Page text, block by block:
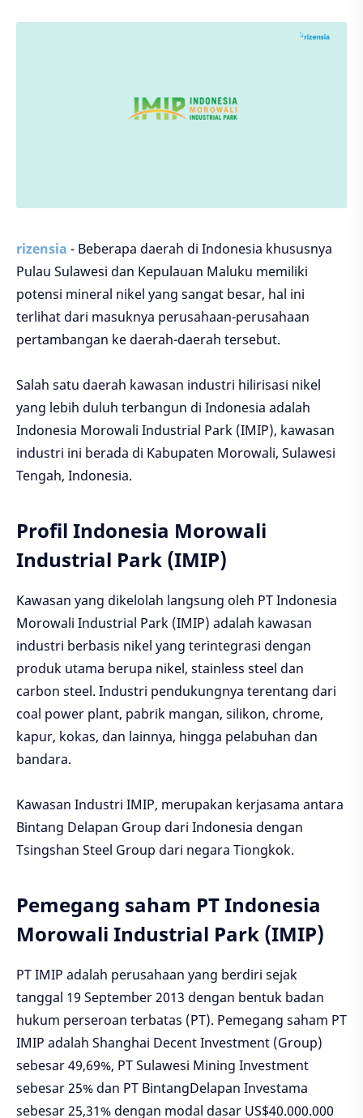
rizensia - Beberapa daerah di Indonesia khususnya
Pulau Sulawesi dan Kepulauan Maluku memiliki
potensi mineral nikel yang sangat besar, hal ini
terlihat dari masuknya perusahaan-perusahaan
pertambangan ke daerah-daerah tersebut.
Salah satu daerah kawasan industri hilirisasi nikel
yang lebih duluh terbangun di Indonesia adalah
Indonesia Morowali Industrial Park (IMIP), kawasan
industri ini berada di Kabupaten Morowali, Sulawesi
Tengah, Indonesia.
Profil Indonesia Morowali
Industrial Park (IMIP)
Kawasan yang dikelolah langsung oleh PT Indonesia
Morowali Industrial Park (IMIP) adalah kawasan
industri berbasis nikel yang terintegrasi dengan
produk utama berupa nikel, stainless steel dan
carbon steel. Industri pendukungnya terentang dari
coal power plant, pabrik mangan, silikon, chrome,
kapur, kokas, dan lainnya, hingga pelabuhan dan
bandara.
Kawasan Industri IMIP, merupakan kerjasama antara
Bintang Delapan Group dari Indonesia dengan
Tsingshan Steel Group dari negara Tiongkok.
Pemegang saham PT Indonesia
Morowali Industrial Park (IMIP)
PT IMIP adalah perusahaan yang berdiri sejak
tanggal 19 September 2013 dengan bentuk badan
hukum perseroan terbatas (PT). Pemegang saham PT
IMIP adalah Shanghai Decent Investment (Group)
sebesar 49,69%, PT Sulawesi Mining Investment
sebesar 25% dan PT BintangDelapan Investama
sebesar 25,31% dengan modal dasar US$40.000.000